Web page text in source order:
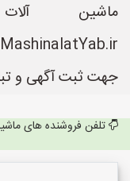
ماشین
جهت ثبت آگهی و
تلفن فروشنده های